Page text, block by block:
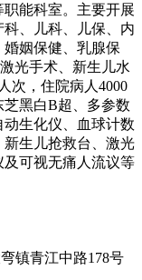
能科室。主要开展
、儿科、儿保、内
姻保健、乳腺保
光手术、新生儿水
次，住院病人4000
黑白B超、多参数
生化仪、血球计数
生儿抢救台、激光
及可视无痛人流议等
镇青江中路178号